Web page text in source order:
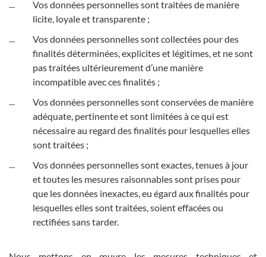
Vos données personnelles sont traitées de manière
licite, loyale et transparente ;
Vos données personnelles sont collectées pour des
finalités déterminées, explicites et légitimes, et ne sont
pas traitées ultérieurement d’une manière
incompatible avec ces finalités ;
Vos données personnelles sont conservées de manière
adéquate, pertinente et sont limitées à ce qui est
nécessaire au regard des finalités pour lesquelles elles
sont traitées ;
Vos données personnelles sont exactes, tenues à jour
et toutes les mesures raisonnables sont prises pour
que les données inexactes, eu égard aux finalités pour
lesquelles elles sont traitées, soient effacées ou
rectifiées sans tarder.